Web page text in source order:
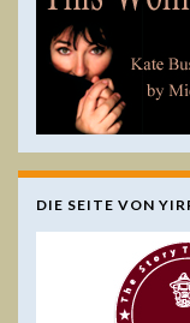
DIE SEITE VON